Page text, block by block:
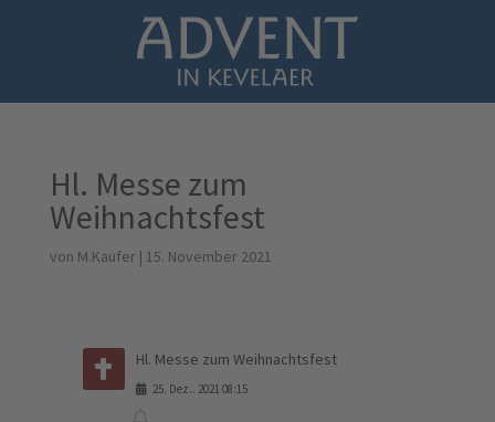
Hl. Messe zum
Weihnachtsfest
von M.Kaufer | 15. November 2021
Hl. Messe zum Weihnachtsfest
25. Dez.. 2021 08:15